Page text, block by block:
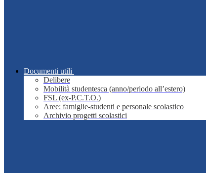
Documenti utili
Delibere
Mobilità studentesca (anno/periodo all’estero)
FSL (ex-P.C.T.O.)
Aree: famiglie-studenti e personale scolastico
Archivio progetti scolastici